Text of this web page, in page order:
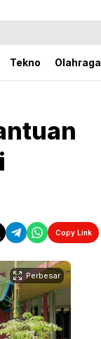
Tekno Olahraga
Copy Link
Perbesar